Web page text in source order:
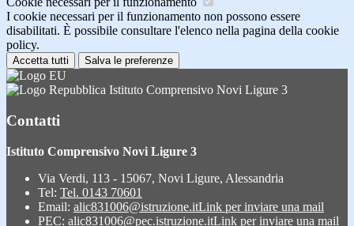
I cookie necessari per il funzionamento non possono essere
disabilitati. È possibile consultare l'elenco nella pagina della cookie
policy.
Accetta tutti Salva le preferenze
Istituto Comprensivo Novi Ligure 3
Contatti
Istituto Comprensivo Novi Ligure 3
Via Verdi, 113 - 15067, Novi Ligure, Alessandria
Tel: Tel. 0143 70601
Email: alic831006@istruzione.itLink per inviare una mail
PEC: alic831006@pec.istruzione.itLink per inviare una mail